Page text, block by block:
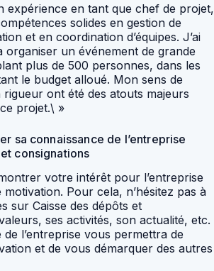
expérience en tant que chef de projet,
solides en gestion de
et en coordination d’équipes. J’ai
organiser un événement de grande
plus de 500 personnes, dans les
le budget alloué. Mon sens de
rigueur ont été des atouts majeurs
projet.\ »
sa connaissance de l’entreprise
consignations
votre intérêt pour l’entreprise
Pour cela, n’hésitez pas à
sur Caisse des dépôts et
ses activités, son actualité, etc.
l’entreprise vous permettra de
et de vous démarquer des autres